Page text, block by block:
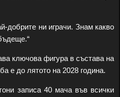
добрите ни играчи. Знам какво
ключова фигура в състава на
е до лятото на 2028 година.
записа 40 мача във всички